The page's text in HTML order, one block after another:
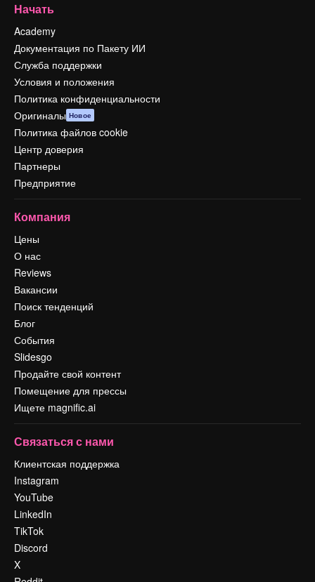
Начать
Academy
Документация по Пакету ИИ
Служба поддержки
Условия и положения
Политика конфиденциальности
Оригиналы Новое
Политика файлов cookie
Центр доверия
Партнеры
Предприятие
Компания
Цены
О нас
Reviews
Вакансии
Поиск тенденций
Блог
События
Slidesgo
Продайте свой контент
Помещение для прессы
Ищете magnific.ai
Связаться с нами
Клиентская поддержка
Instagram
YouTube
LinkedIn
TikTok
Discord
X